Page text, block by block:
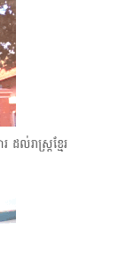
រាស្ត្រខ្មែរ